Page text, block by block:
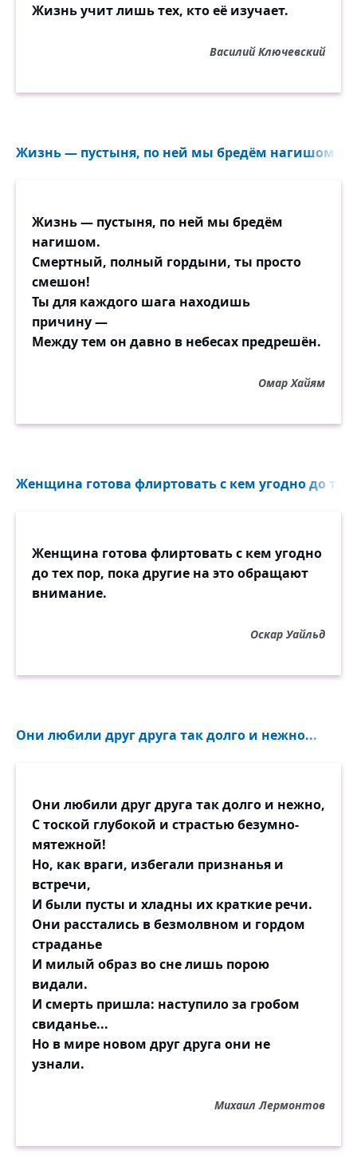
Жизнь учит лишь тех, кто её изучает.
Василий Ключевский
Жизнь — пустыня, по ней мы бредём нагишом...
Жизнь — пустыня, по ней мы бредём
нагишом.
Смертный, полный гордыни, ты просто
смешон!
Ты для каждого шага находишь
причину —
Между тем он давно в небесах предрешён.
Омар Хайям
Женщина готова флиртовать с кем угодно до тех
Женщина готова флиртовать с кем угодно
до тех пор, пока другие на это обращают
внимание.
Оскар Уайльд
Они любили друг друга так долго и нежно...
Они любили друг друга так долго и нежно,
С тоской глубокой и страстью безумно-
мятежной!
Но, как враги, избегали признанья и
встречи,
И были пусты и хладны их краткие речи.
Они расстались в безмолвном и гордом
страданье
И милый образ во сне лишь порою
видали.
И смерть пришла: наступило за гробом
свиданье...
Но в мире новом друг друга они не
узнали.
Михаил Лермонтов